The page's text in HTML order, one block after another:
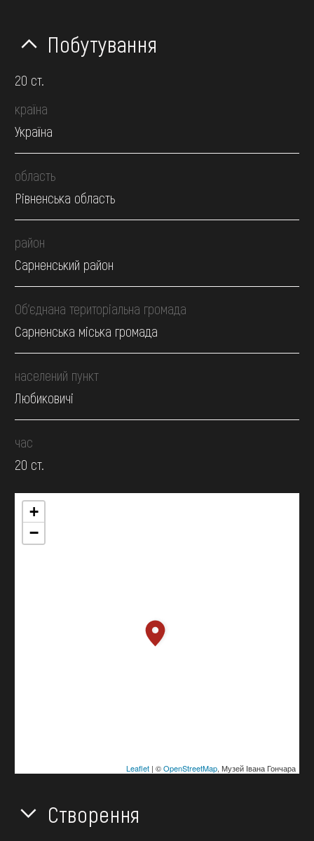
Побутування
20 ст.
країна
Україна
область
Рівненська область
район
Сарненський район
Об’єднана територіальна громада
Сарненська міська громада
населений пункт
Любиковичі
час
20 ст.
+
−
Leaflet| ©OpenStreetMap, Музей Івана Гончара
Створення